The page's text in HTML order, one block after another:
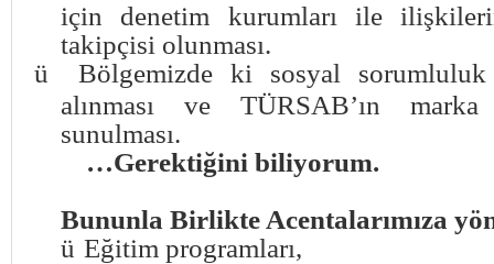
için denetim kurumları ile
takipçisi olunması.
ü
Bölgemizde ki sosyal
alınması ve TÜRSAB’ın
sunulması.
…Gerektiğini biliyorum.
Bununla Birlikte Acentalarımıza
ü Eğitim programları,